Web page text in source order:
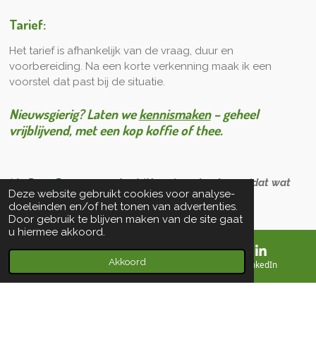
Deze website gebruikt cookies voor analyse-
doeleinden en/of het tonen van advertenties.
Door gebruik te blijven maken van de site gaat
u hiermee akkoord.
Akkoord
Tarief:
Het tarief is afhankelijk van de vraag, duur en
voorbereiding. Na een korte verkenning maak ik een
voorstel dat past bij de situatie.
Nieuwsgierig? Laten wekennismaken– geheel
vrijblijvend, met een kop koffie of thee.
* InDeep Democracystaat ‘Harry’ symbool voor ‘dat wat
anders is'.
Margreet JoosenSystemisch werker & coachContact
LinkedIn